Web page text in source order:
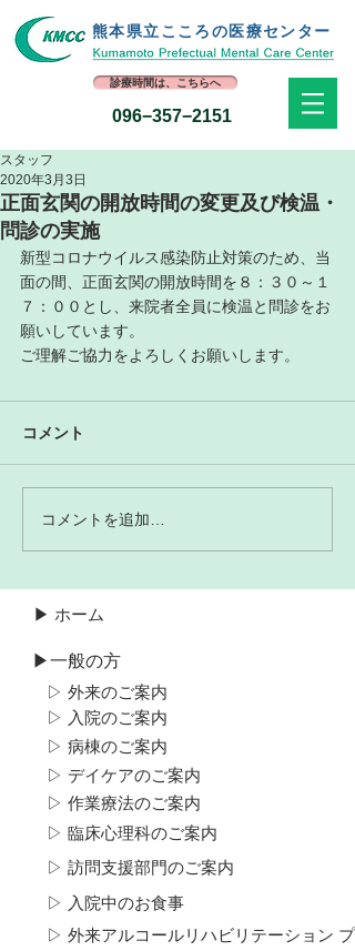
熊本県立​こころの医療センター
診療時間は、こちらへ
096−357−2151
正面玄関の開放時間の変更及び検温・
問診の実施
スタッフ
2020年3月3日
新型コロナウイルス感染防止対策のため、当
面の間、正面玄関の開放時間を８：３０～１
７：００とし、来院者全員に検温と問診をお
願いしています。
ご理解ご協力をよろしくお願いします。
コメント
コメントを追加…
▶ ホーム
▶一般の方
▷ 外来のご案内
▷ 入院のご案内
▷ 病棟のご案内
▷ デイケアのご案内
▷ 作業療法のご案内
▷ 臨床心理科のご案内
▷ 訪問支援部門のご案内
▷ 入院中のお食事
▷ 外来アルコール​リハビリテーション プ